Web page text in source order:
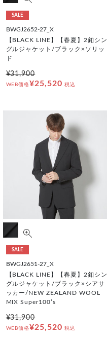
SALE
BWGJ2652-27_X
【BLACK LINE】【春夏】2釦シン
グルジャケット/ブラック×ソリッ
ド
¥31,900
WEB価格¥25,520 税込
SALE
BWGJ2651-27_X
【BLACK LINE】【春夏】2釦シン
グルジャケット/ブラック×シアサ
ッカー/NEW ZEALAND WOOL
MIX Super100’s
¥31,900
WEB価格¥25,520 税込